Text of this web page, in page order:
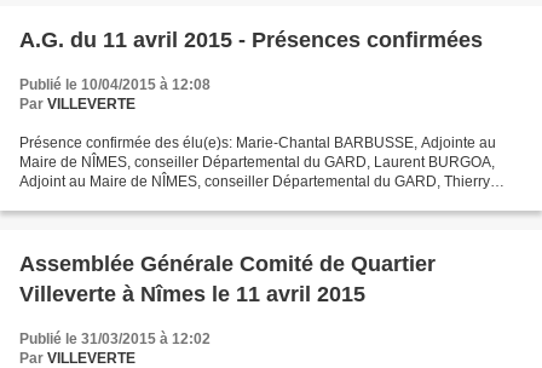
A.G. du 11 avril 2015 - Présences confirmées
Publié le 10/04/2015 à 12:08
Par VILLEVERTE
Présence confirmée des élu(e)s: Marie-Chantal BARBUSSE, Adjointe au
Maire de NÎMES, conseiller Départemental du GARD, Laurent BURGOA,
Adjoint au Maire de NÎMES, conseiller Départemental du GARD, Thierry
Assemblée Générale Comité de Quartier
Villeverte à Nîmes le 11 avril 2015
Publié le 31/03/2015 à 12:02
Par VILLEVERTE